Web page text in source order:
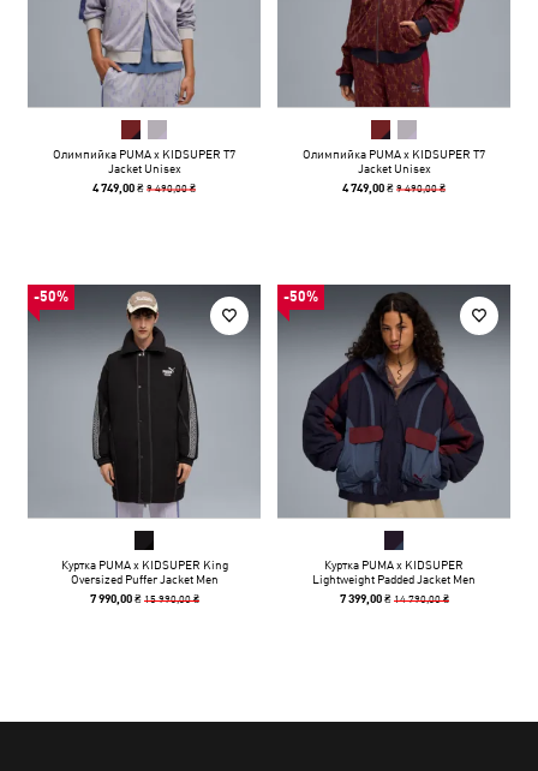
Олимпийка PUMA x KIDSUPER T7
Jacket Unisex
4 749,00 ₴9 490,00 ₴
Олимпийка PUMA x KIDSUPER T7
Jacket Unisex
4 749,00 ₴9 490,00 ₴
-50%
Куртка PUMA x KIDSUPER King
Oversized Puffer Jacket Men
7 990,00 ₴ 15 990,00 ₴
-50%
Куртка PUMA x KIDSUPER
Lightweight Padded Jacket Men
7 399,00 ₴ 14 790,00 ₴